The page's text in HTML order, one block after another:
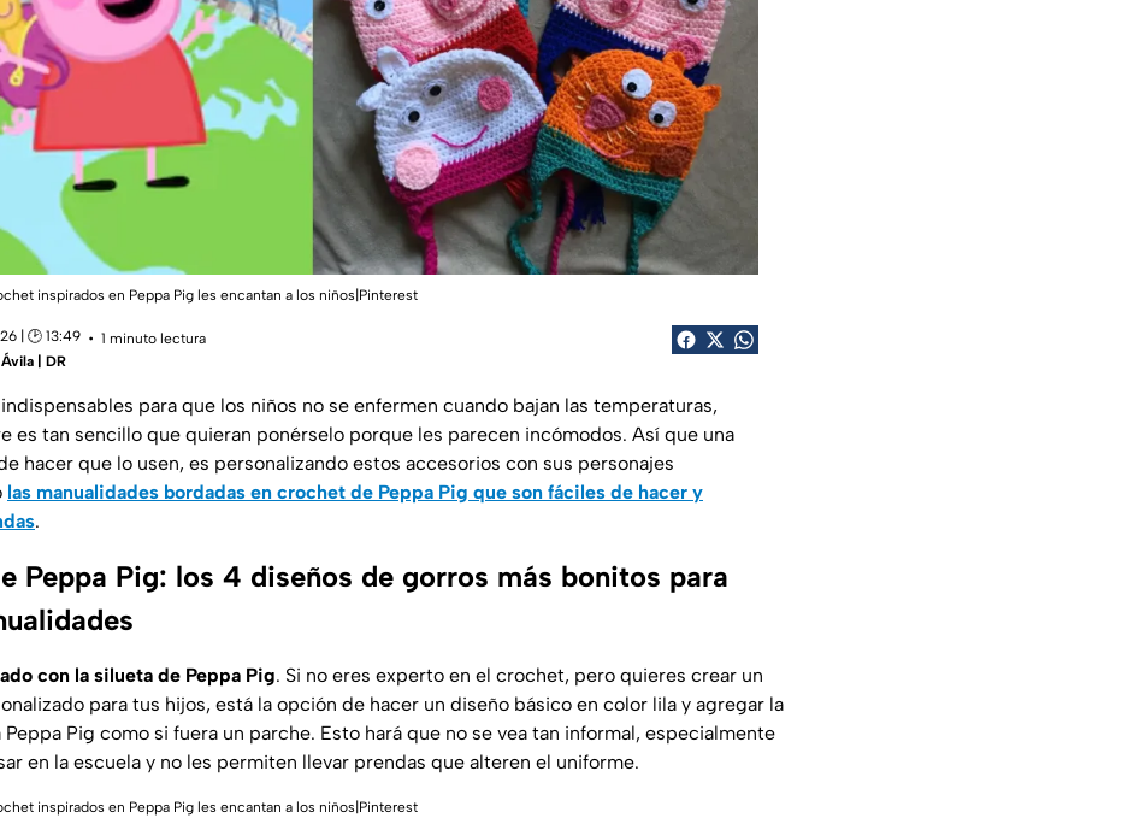
inspirados en Peppa Pig les encantan a los niños|Pinterest
| 🕑 13:49
1 minuto lectura
| DR
para que los niños no se enfermen cuando bajan las temperaturas,
es tan sencillo que quieran ponérselo porque les parecen incómodos. Así que una
hacer que lo usen, es personalizando estos accesorios con sus personajes
las manualidades bordadas en crochet de Peppa Pig que son fáciles de hacer y
.
Peppa Pig: los 4 diseños de gorros más bonitos para
con la silueta de Peppa Pig. Si no eres experto en el crochet, pero quieres crear un
para tus hijos, está la opción de hacer un diseño básico en color lila y agregar la
Peppa Pig como si fuera un parche. Esto hará que no se vea tan informal, especialmente
en la escuela y no les permiten llevar prendas que alteren el uniforme.
inspirados en Peppa Pig les encantan a los niños|Pinterest